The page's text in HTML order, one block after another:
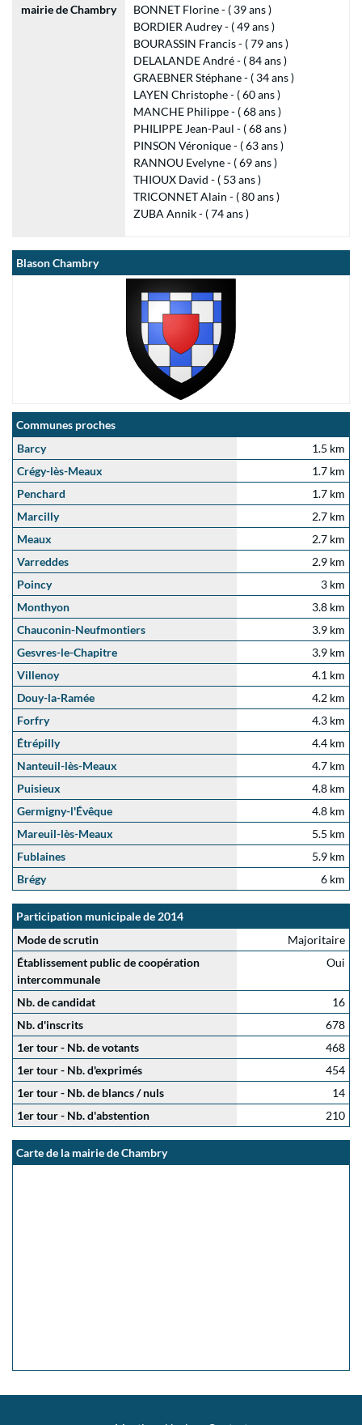
mairie de Chambry
BONNET Florine - ( 39 ans )
BORDIER Audrey - ( 49 ans )
BOURASSIN Francis - ( 79 ans )
DELALANDE André - ( 84 ans )
GRAEBNER Stéphane - ( 34 ans )
LAYEN Christophe - ( 60 ans )
MANCHE Philippe - ( 68 ans )
PHILIPPE Jean-Paul - ( 68 ans )
PINSON Véronique - ( 63 ans )
RANNOU Evelyne - ( 69 ans )
THIOUX David - ( 53 ans )
TRICONNET Alain - ( 80 ans )
ZUBA Annik - ( 74 ans )
Blason Chambry
Communes proches
Barcy
1.5 km
Crégy-lès-Meaux
1.7 km
Penchard
1.7 km
Marcilly
2.7 km
Meaux
2.7 km
Varreddes
2.9 km
Poincy
3 km
Monthyon
3.8 km
Chauconin-Neufmontiers
3.9 km
Gesvres-le-Chapitre
3.9 km
Villenoy
4.1 km
Douy-la-Ramée
4.2 km
Forfry
4.3 km
Étrépilly
4.4 km
Nanteuil-lès-Meaux
4.7 km
Puisieux
4.8 km
Germigny-l'Évêque
4.8 km
Mareuil-lès-Meaux
5.5 km
Fublaines
5.9 km
Brégy
6 km
Participation municipale de 2014
Mode de scrutin
Majoritaire
Établissement public de coopération
intercommunale
Oui
Nb. de candidat
16
Nb. d'inscrits
678
1er tour - Nb. de votants
468
1er tour - Nb. d'exprimés
454
1er tour - Nb. de blancs / nuls
14
1er tour - Nb. d'abstention
210
Carte de la mairie de Chambry